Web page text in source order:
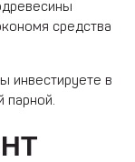
средства
инвестируете в
парной.